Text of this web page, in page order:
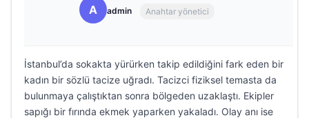
A admin Anahtar yönetici
İstanbul’da sokakta yürürken takip edildiğini fark eden bir
kadın bir sözlü tacize uğradı. Tacizci fiziksel temasta da
bulunmaya çalıştıktan sonra bölgeden uzaklaştı. Ekipler
sapığı bir fırında ekmek yaparken yakaladı. Olay anı ise